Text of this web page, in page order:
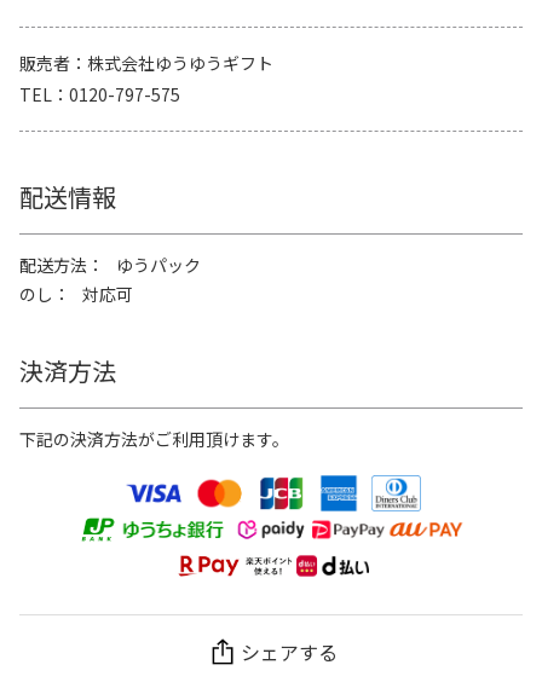
販売者
株式会社ゆうゆうギフト
TEL
0120-797-575
配送情報
配送方法
ゆうパック
のし
対応可
決済方法
下記の決済方法がご利用頂けます。
シェアする